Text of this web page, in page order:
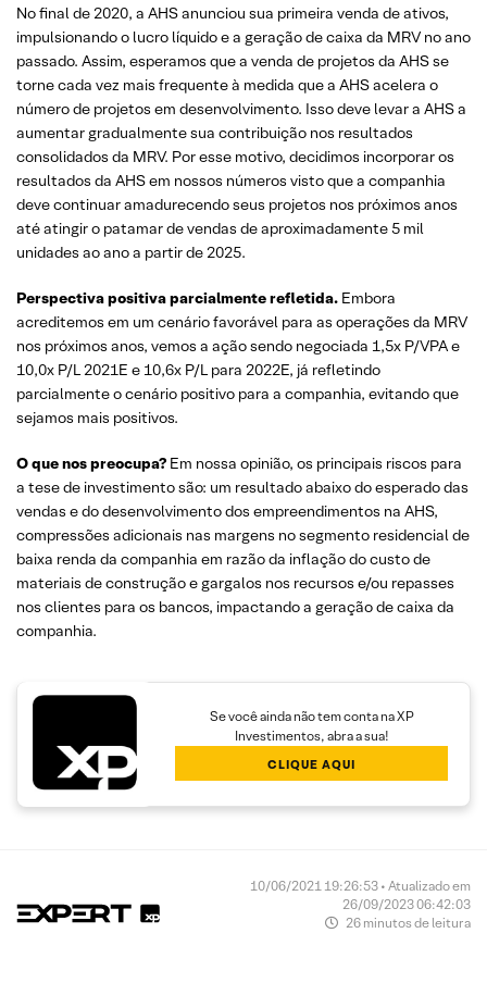
No final de 2020, a AHS anunciou sua primeira venda de ativos,
impulsionando o lucro líquido e a geração de caixa da MRV no ano
passado. Assim, esperamos que a venda de projetos da AHS se
torne cada vez mais frequente à medida que a AHS acelera o
número de projetos em desenvolvimento. Isso deve levar a AHS a
aumentar gradualmente sua contribuição nos resultados
consolidados da MRV. Por esse motivo, decidimos incorporar os
resultados da AHS em nossos números visto que a companhia
deve continuar amadurecendo seus projetos nos próximos anos
até atingir o patamar de vendas de aproximadamente 5 mil
unidades ao ano a partir de 2025.
Perspectiva positiva parcialmente refletida. Embora
acreditemos em um cenário favorável para as operações da MRV
nos próximos anos, vemos a ação sendo negociada 1,5x P/VPA e
10,0x P/L 2021E e 10,6x P/L para 2022E, já refletindo
parcialmente o cenário positivo para a companhia, evitando que
sejamos mais positivos.
O que nos preocupa? Em nossa opinião, os principais riscos para
a tese de investimento são: um resultado abaixo do esperado das
vendas e do desenvolvimento dos empreendimentos na AHS,
compressões adicionais nas margens no segmento residencial de
baixa renda da companhia em razão da inflação do custo de
materiais de construção e gargalos nos recursos e/ou repasses
nos clientes para os bancos, impactando a geração de caixa da
companhia.
Se você ainda não tem conta na XP
Investimentos, abra a sua!
CLIQUE AQUI
10/06/2021 19:26:53 • Atualizado em
26/09/2023 06:42:03
26 minutos de leitura